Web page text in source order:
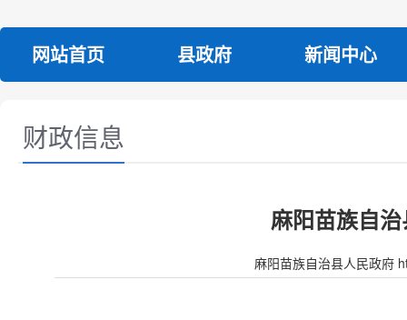
网站首页 县政府 新闻中心
财政信息
麻阳苗族自
麻阳苗族自治县人民政府